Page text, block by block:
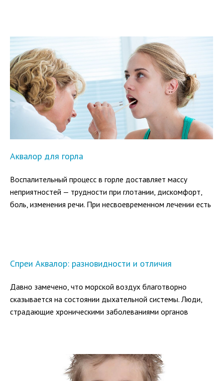
COVID-19.
Аквалор для горла
Воспалительный процесс в горле доставляет массу
неприятностей — трудности при глотании, дискомфорт,
боль, изменения речи. При несвоевременном лечении есть
Спреи Аквалор: разновидности и отличия
Давно замечено, что морской воздух благотворно
сказывается на состоянии дыхательной системы. Люди,
страдающие хроническими заболеваниями органов